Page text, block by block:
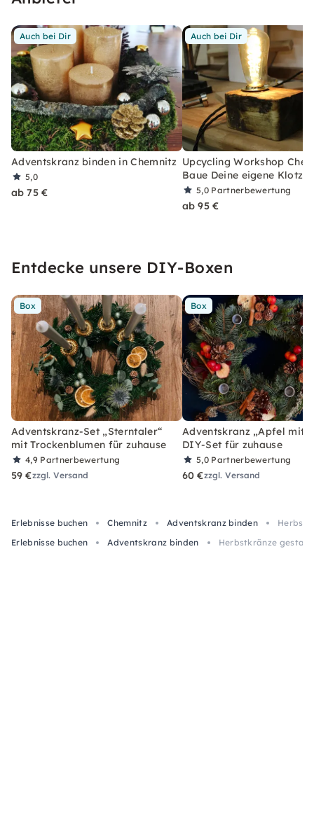
Auch bei Dir
Adventskranz binden in Chemnitz
5,0
ab 75 €
Auch bei Dir
Upcycling Workshop
Baue Deine eigene
5,0 Partnerbewertung
ab 95 €
Entdecke unsere DIY-Boxen
Box
Adventskranz-Set „Sterntaler“
mit Trockenblumen für zuhause
4,9 Partnerbewertung
59 €zzgl. Versand
Box
Adventskranz „Apfel mit
DIY-Set für zuhause
5,0 Partnerbewertung
60 €zzgl. Versand
Erlebnisse buchen Chemnitz Adventskranz binden
Erlebnisse buchen
Adventskranz binden Herbstkränze